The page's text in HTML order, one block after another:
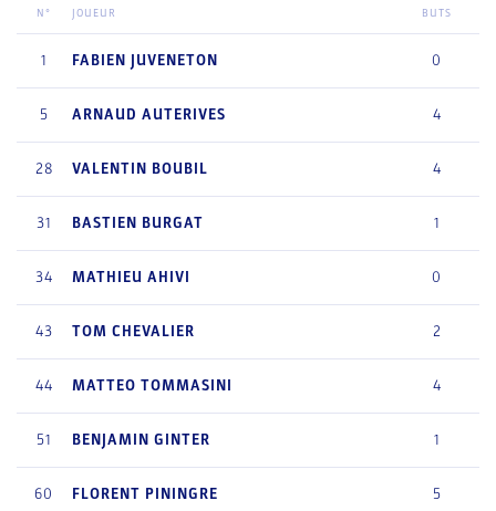
N° JOUEUR BUTS
1 FABIEN JUVENETON 0
5 ARNAUD AUTERIVES 4
28 VALENTIN BOUBIL 4
31 BASTIEN BURGAT 1
34 MATHIEU AHIVI 0
43 TOM CHEVALIER 2
44 MATTEO TOMMASINI 4
51 BENJAMIN GINTER 1
60 FLORENT PININGRE 5